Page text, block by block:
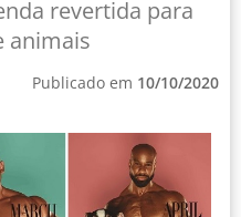
revertida para
animais
Publicado em 10/10/2020